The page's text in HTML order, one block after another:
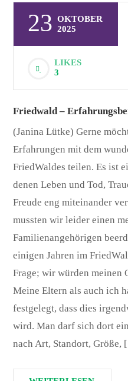
23 OKTOBER
2025
LIKES
3
Friedwald –
(Janina Lütke) Gerne
Erfahrungen mit dem
FriedWaldes teilen. Es ist
denen Leben und Tod,
Freude eng miteinander
mussten wir leider einen
Familienangehörigen
einigen Jahren im
Frage; wir würden meinen
Meine Eltern als auch ich
festgelegt, dass dies
wird. Man darf sich dort
nach Art, Standort,